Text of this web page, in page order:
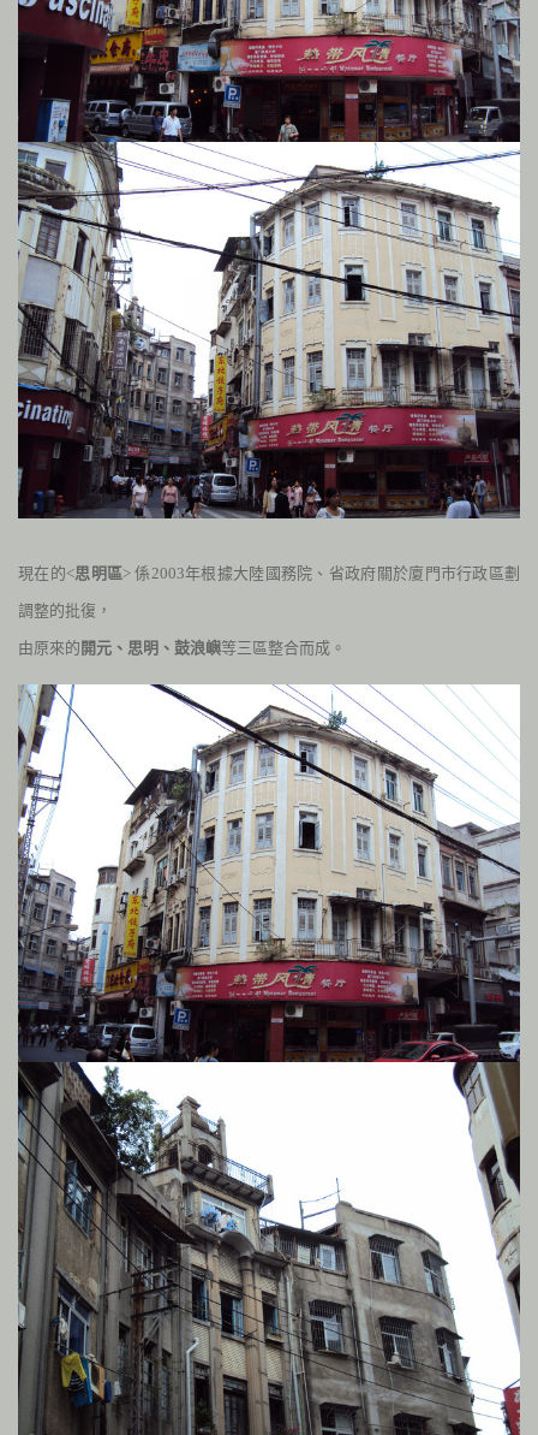
現在的<思明區> 係2003年根據大陸國務院、省政府關於廈門市行政區劃
調整的批復，
由原來的 開元、思明、鼓浪嶼等三區整合而成。